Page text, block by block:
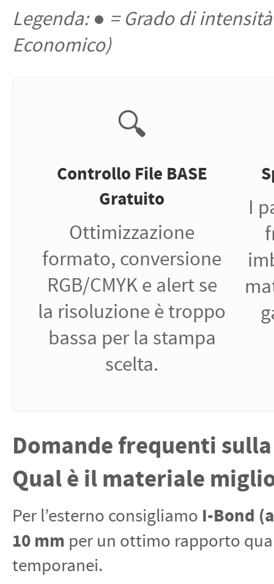
Legenda: ● = Grado di
Economico)
🔍
Controllo File BASE
Gratuito
Ottimizzazione
formato, conversione
RGB/CMYK e alert se
la risoluzione è troppo
bassa per la stampa
scelta.
I
Domande frequenti
Qual è il materiale
Per l’esterno consigliamo I-Bond
10 mm per un ottimo rapporto
temporanei.